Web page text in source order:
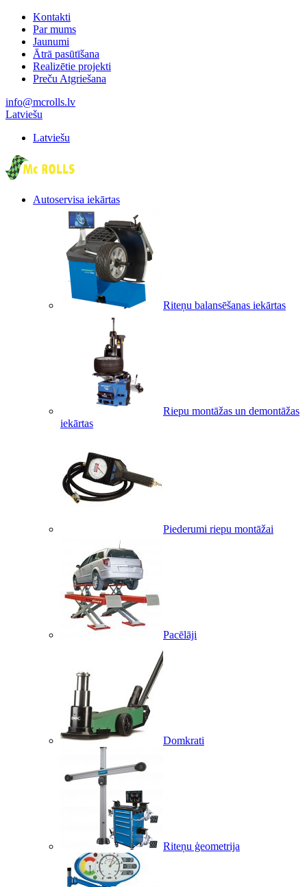
Kontakti
Par mums
Jaunumi
Ātrā pasūtīšana
Realizētie projekti
Preču Atgriešana
info@mcrolls.lv
Latviešu
Latviešu
Autoservisa iekārtas
Riteņu balansēšanas iekārtas
Riepu montāžas un demontāžas
iekārtas
Piederumi riepu montāžai
Pacēlāji
Domkrati
Riteņu ģeometrija